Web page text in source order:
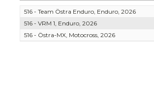
516 - Team Östra Enduro, Enduro, 2026
516 - VRM 1, Enduro, 2026
516 - Östra-MX, Motocross, 2026